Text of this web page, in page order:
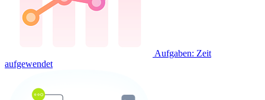
Aufgaben: Zeit
aufgewendet